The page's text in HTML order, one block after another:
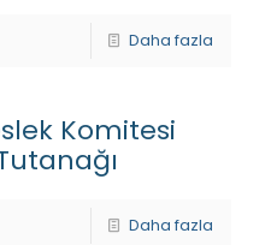
Daha fazla
Komitesi
Daha fazla